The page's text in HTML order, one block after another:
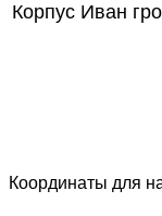
Корпус Иван
Координаты для